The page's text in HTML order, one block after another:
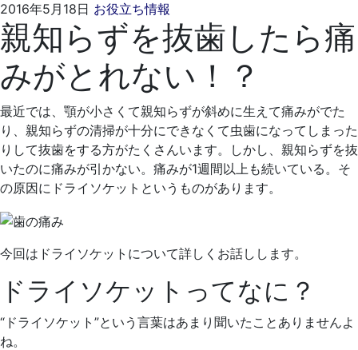
2016年5月18日 お役立ち情報
年
4
月
19
日
れ
も
と
歯
科
医
院
親知らずを抜歯したら痛
みがとれない！？
最近では、顎が小さくて親知らずが斜めに生えて痛みがでた
り、親知らずの清掃が十分にできなくて虫歯になってしまった
りして抜歯をする方がたくさんいます。しかし、親知らずを抜
いたのに痛みが引かない。痛みが1週間以上も続いている。そ
の原因にドライソケットというものがあります。
今回はドライソケットについて詳しくお話しします。
ドライソケットってなに？
“ドライソケット”という言葉はあまり聞いたことありませんよ
ね。